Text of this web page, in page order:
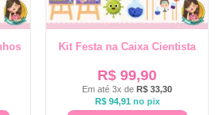
Kit Festa na Caixa Cientista
R$ 99,90
Em até 3x de R$ 33,30
R$94,91 no pix